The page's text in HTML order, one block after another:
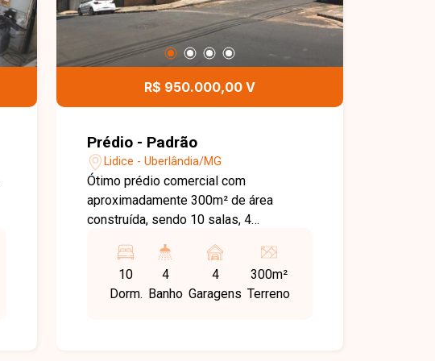
R$ 950.000,00 V
Prédio - Padrão
Lidice - Uberlândia/MG
Ótimo prédio comercial com
aproximadamente 300m² de área
construída, sendo 10 salas, 4
garagem.
10
Dorm.
4
Banho
4
Garagens
300m²
Terreno